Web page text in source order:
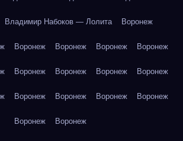
Владимир Набоков — Лолита Воронеж
Воронеж Воронеж Воронеж Воронеж
Воронеж Воронеж Воронеж Воронеж
Воронеж Воронеж Воронеж Воронеж
Воронеж Воронеж